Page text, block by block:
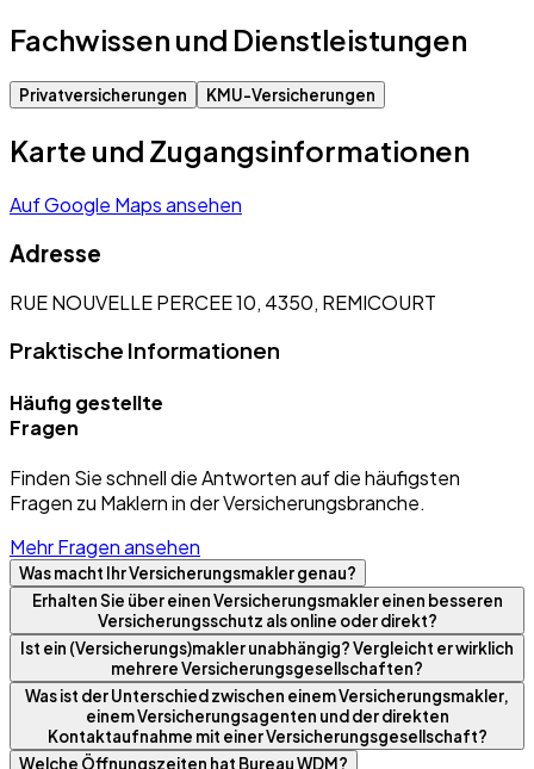
Fachwissen und Dienstleistungen
Privatversicherungen KMU-Versicherungen
Karte und Zugangsinformationen
Auf Google Maps ansehen
Adresse
RUE NOUVELLE PERCEE 10, 4350, REMICOURT
Praktische Informationen
Häufig gestellte
Fragen
Finden Sie schnell die Antworten auf die häufigsten
Fragen zu Maklern in der Versicherungsbranche.
Mehr Fragen ansehen
Was macht Ihr Versicherungsmakler genau?
Erhalten Sie über einen Versicherungsmakler einen besseren
Versicherungsschutz als online oder direkt?
Ist ein (Versicherungs)makler unabhängig? Vergleicht er wirklich
mehrere Versicherungsgesellschaften?
Was ist der Unterschied zwischen einem Versicherungsmakler,
einem Versicherungsagenten und der direkten
Kontaktaufnahme mit einer Versicherungsgesellschaft?
Welche Öffnungszeiten hat Bureau WDM?